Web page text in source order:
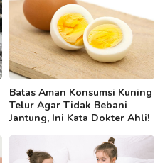
Batas Aman Konsumsi Kuning
Telur Agar Tidak Bebani
Jantung, Ini Kata Dokter Ahli!